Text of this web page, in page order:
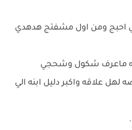
احبج ومن اول مشفتج هدهدي
ماعرف شكول وشحجي
لهل علاقه واكبر دليل ابنه الي